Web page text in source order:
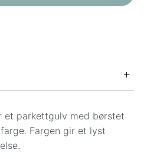
du har lagt inn adresse
og innbæring er ikke
et parkettgulv med børstet
Fargen gir et lyst